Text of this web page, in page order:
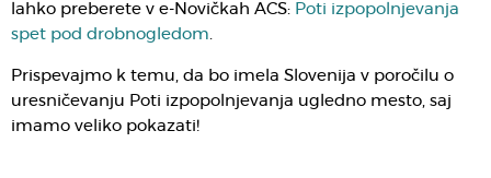
lahko preberete v e-Novičkah ACS: Poti izpopolnjevanja
spet pod drobnogledom.
Prispevajmo k temu, da bo imela Slovenija v poročilu o
uresničevanju Poti izpopolnjevanja ugledno mesto, saj
imamo veliko pokazati!